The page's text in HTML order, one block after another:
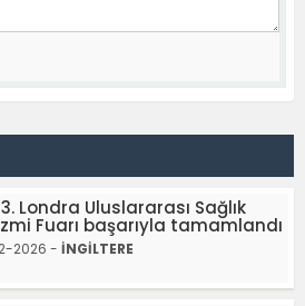
3. Londra Uluslararası Sağlık
Fuarı başarıyla tamamlandı
2026 - İNGİLTERE